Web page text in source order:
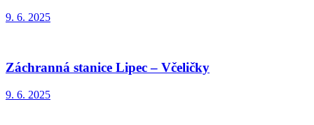
9. 6. 2025
Záchranná stanice Lipec – Včeličky
9. 6. 2025